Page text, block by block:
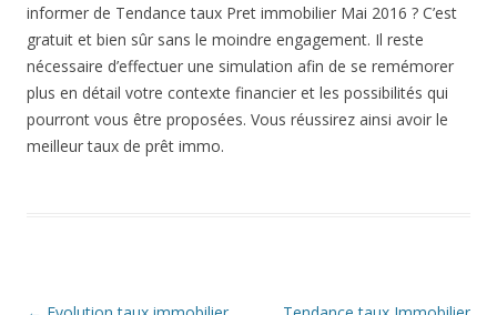
informer de Tendance taux Pret immobilier Mai 2016 ? C’est
gratuit et bien sûr sans le moindre engagement. Il reste
nécessaire d’effectuer une simulation afin de se remémorer
plus en détail votre contexte financier et les possibilités qui
pourront vous être proposées. Vous réussirez ainsi avoir le
meilleur taux de prêt immo.